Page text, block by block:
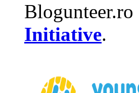
Initiative.